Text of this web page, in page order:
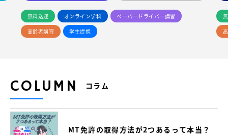
無料送迎 オンライン学科
ペーパードライバー講習
高齢者講習
学生提携
COLUMN コラム
MT免許の取得方法が2つあるって本当？